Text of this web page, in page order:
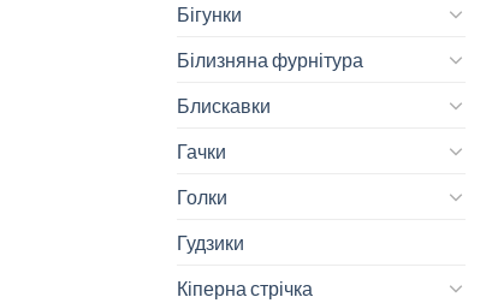
Бігунки
Білизняна фурнітура
Блискавки
Гачки
Голки
Гудзики
Кіперна стрічка